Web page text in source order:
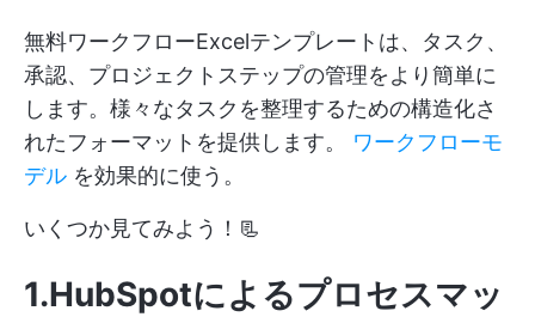
無料ワークフローExcelテンプレートは、タスク、
承認、プロジェクトステップの管理をより簡単に
します。様々なタスクを整理するための構造化さ
れたフォーマットを提供します。 ワークフローモ
デル を効果的に使う。
いくつか見てみよう！📃
1.HubSpotによるプロセスマッ